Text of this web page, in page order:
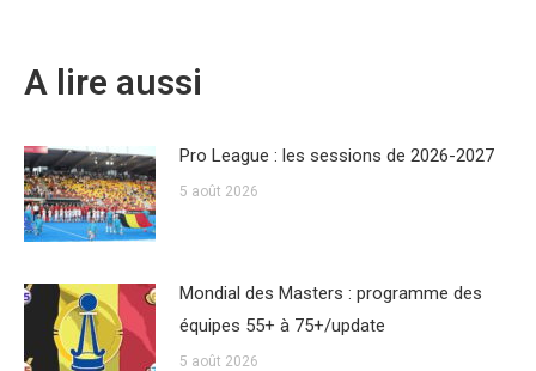
A lire aussi
Pro League : les sessions de 2026-2027
5 août 2026
Mondial des Masters : programme des
équipes 55+ à 75+/update
5 août 2026